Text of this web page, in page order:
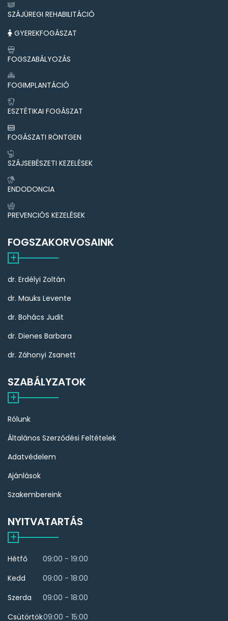
SZÁJÜREGI REHABILITÁCIÓ
GYEREKFOGÁSZAT
FOGSZABÁLYOZÁS
FOGIMPLANTÁCIÓ
ESZTÉTIKAI FOGÁSZAT
FOGÁSZATI RÖNTGEN
SZÁJSEBÉSZETI KEZELÉSEK
ENDODONCIA
PREVENCIÓS KEZELÉSEK
FOGSZAKORVOSAINK
dr. Erdélyi Zoltán
dr. Mauks Levente
dr. Bohács Judit
dr. Dienes Barbara
dr. Záhonyi Zsanett
SZABÁLYZATOK
Rólunk
Általános Szerződési Feltételek
Adatvédelem
Ajánlások
Szakembereink
NYITVATARTÁS
Hétfő
09:00 - 19:00
Kedd
09:00 - 18:00
Szerda
09:00 - 18:00
Csütörtök09:00 - 15:00